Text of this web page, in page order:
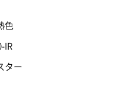
色
IR
ター